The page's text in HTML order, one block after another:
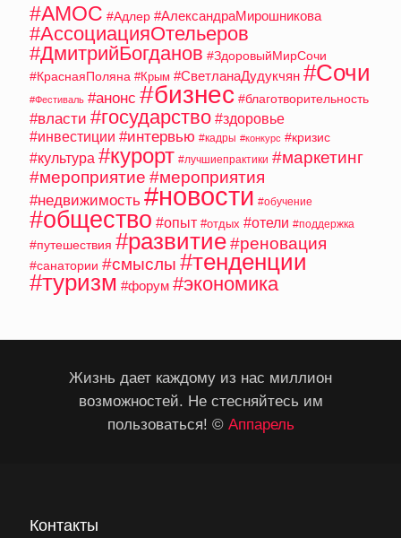
#АМОС #Адлер #АлександраМирошникова
#АссоциацияОтельеров
#ДмитрийБогданов #ЗдоровыйМирСочи
#КраснаяПоляна #Крым #СветланаДудукчян #Сочи
#Фестиваль #анонс #бизнес #благотворительность
#власти #государство #здоровье
#инвестиции #интервью #кадры #конкурс #кризис
#культура #курорт #лучшиепрактики #маркетинг
#мероприятие #мероприятия
#недвижимость #новости #обучение
#общество #опыт #отдых #отели #поддержка
#путешествия #развитие#реновация
#санатории #смыслы #тенденции
#туризм #форум #экономика
Жизнь дает каждому из нас миллион
возможностей. Не стесняйтесь им
пользоваться! © Аппарель
Контакты